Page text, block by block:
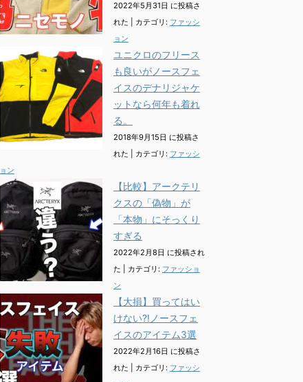
2022年5月31日 に投稿さ
れた
カテゴリ: ファッシ
ョン
ユニクロのフリース
も良いがノースフェ
イスのデナリジャケ
ットなら何年も着れ
る。
2018年9月15日 に投稿さ
れた
カテゴリ: ファッシ
ョン
【比較】アークテリ
クスの「偽物」が
「本物」にそっくり
すぎる
2022年2月8日 に投稿され
た
カテゴリ: ファッショ
ン
【大損】買ってはい
けない?!ノースフェ
イスのアイテム3選
2022年2月16日 に投稿さ
れた
カテゴリ: ファッシ